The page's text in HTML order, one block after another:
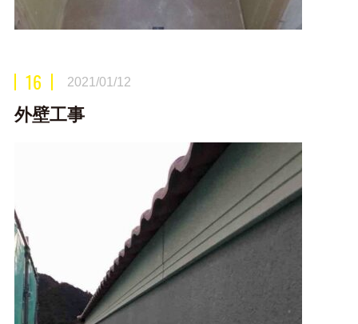
16 2021/01/12
外壁工事